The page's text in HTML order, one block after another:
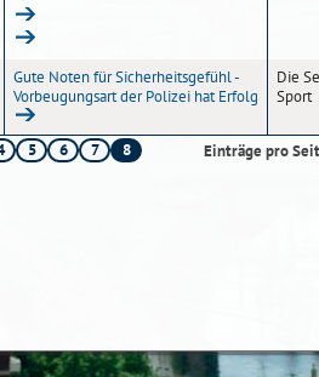
Gute Noten für Sicherheitsgefühl -
Vorbeugungsart der Polizei hat Erfolg
Die
Sport
5 6 7 8 Einträge pro